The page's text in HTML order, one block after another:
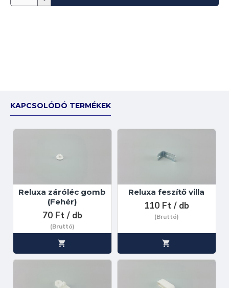
KAPCSOLÓDÓ TERMÉKEK
Reluxa záróléc gomb
(Fehér)
70 Ft / db
(Bruttó)
Reluxa feszítő villa
110 Ft / db
(Bruttó)